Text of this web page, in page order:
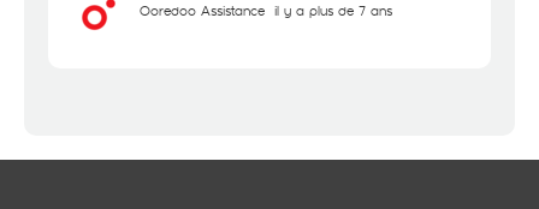
Ooredoo Assistance il y a plus de 7 ans